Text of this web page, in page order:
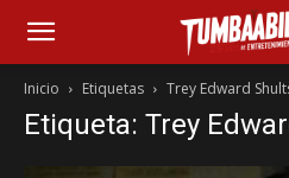
Inicio Etiquetas Trey Edward
Etiqueta: Trey